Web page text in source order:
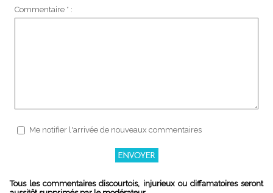
Commentaire * :
Me notifier l'arrivée de nouveaux commentaires
Tous les commentaires discourtois, injurieux ou diffamatoires seront